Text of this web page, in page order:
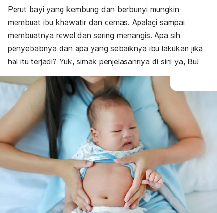
Perut bayi yang kembung dan berbunyi mungkin
membuat ibu khawatir dan cemas. Apalagi sampai
membuatnya rewel dan sering menangis. Apa sih
penyebabnya dan apa yang sebaiknya ibu lakukan jika
hal itu terjadi? Yuk, simak penjelasannya di sini ya, Bu!